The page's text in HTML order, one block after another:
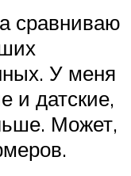
сравниваю
У меня
и датские,
Может,